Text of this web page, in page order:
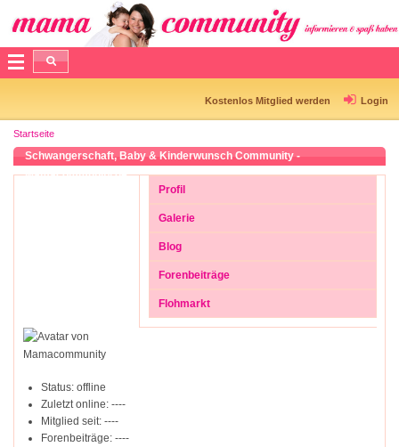
Kostenlos Mitglied werden Login
Startseite
Schwangerschaft, Baby & Kinderwunsch Community -
Mamacommunity.de
Profil
Galerie
Blog
Forenbeiträge
Flohmarkt
Status: offline
Zuletzt online: ----
Mitglied seit: ----
Forenbeiträge: ----